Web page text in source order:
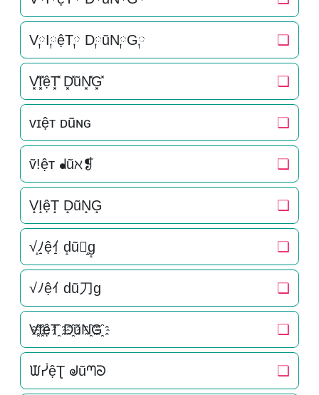
V༙I༙ệT༙ D༙ũN༙G༙ ❏
V͓̽I͓̽ệT͓̽ D͓̽ũN͓̽G͓̽ ❏
ᴠɪệᴛ ᴅũɴɢ ❏
ṽ!ệт ᖱũℵ❡ ❏
V̝I̝ệT̝ D̝ũN̝G̝ ❏
√̝ﾉ̝ệｲ̝ d̝ũ刀̝g̝ ❏
√ﾉệｲ dũ刀g ❏
V҈I҈ệT҈ D҈ũN҈G҈ ❏
ᙡᓮệƮ ᖙũᘉᘐ ❏